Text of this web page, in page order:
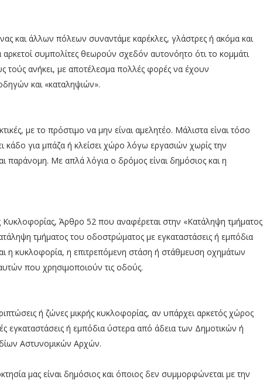
και άλλων πόλεων συναντάμε καρέκλες, γλάστρες ή ακόμα και
συμπολίτες θεωρούν σχεδόν αυτονόητο ότι το κομμάτι
τούς ανήκει, με αποτέλεσμα πολλές φορές να έχουν
και «καταληψιών».
με το πρόστιμο να μην είναι αμελητέο. Μάλιστα είναι τόσο
κάδο για μπάζα ή κλείσει χώρο λόγω εργασιών χωρίς την
παράνομη. Με απλά λόγια ο δρόμος είναι δημόσιος και η
Άρθρο 52 που αναφέρεται στην «Κατάληψη τμήματος
τμήματος του οδοστρώματος με εγκαταστάσεις ή εμπόδια
η κυκλοφορία, η επιτρεπόμενη στάση ή στάθμευση οχημάτων
που χρησιμοποιούν τις οδούς.
ή ζώνες μικρής κυκλοφορίας, αν υπάρχει αρκετός χώρος
εγκαταστάσεις ή εμπόδια ύστερα από άδεια των Δημοτικών ή
Αστυνομικών Αρχών.
μας είναι δημόσιος και όποιος δεν συμμορφώνεται με την